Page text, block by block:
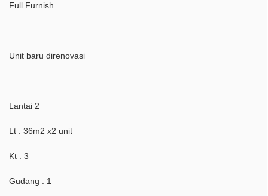
Full Furnish
Unit baru direnovasi
Lantai 2
Lt : 36m2 x2 unit
Kt : 3
Gudang : 1